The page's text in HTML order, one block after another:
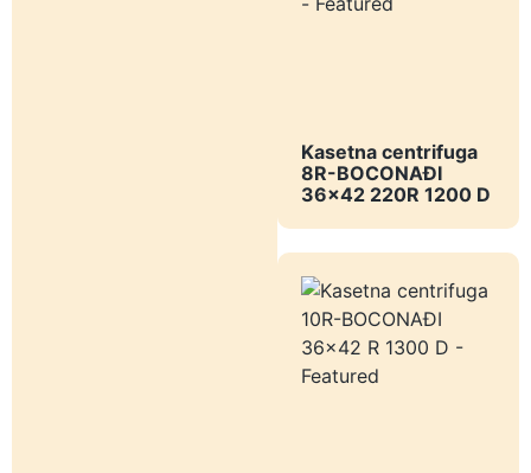
Kasetna centrifuga
8R-BOCONAĐI
36x42 220R 1200 D